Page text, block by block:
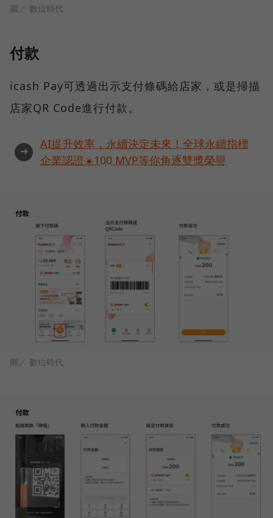
圖／ 數位時代
付款
icash Pay可透過出示支付條碼給店家，或是掃描
店家QR Code進行付款。
➜
AI提升效率，永續決定未來！全球永續指標
企業認證☀️100 MVP等你角逐雙獎榮譽
圖／ 數位時代